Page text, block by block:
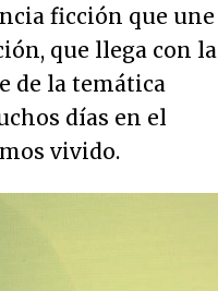
ficción que une
que llega con la
de la temática
días en el
vivido.